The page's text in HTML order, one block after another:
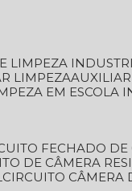
LIMPEZA
LIMPEZA
EM ESCOLA
FECHADO
DE CÂMERA
CIRCUITO